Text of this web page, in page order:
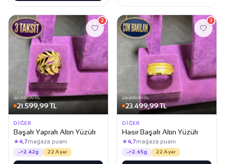
22.399,99 TL
21.599,99 TL
2
DIĞER
Başak Yaprak Altın Yüzük
★4,7mağaza puanı
2.42g 22 Ayar
24.399,99 TL
23.499,99 TL
3
DIĞER
Hasır Başak Altın Yüzük
★4,7mağaza puanı
2.65g 22 Ayar